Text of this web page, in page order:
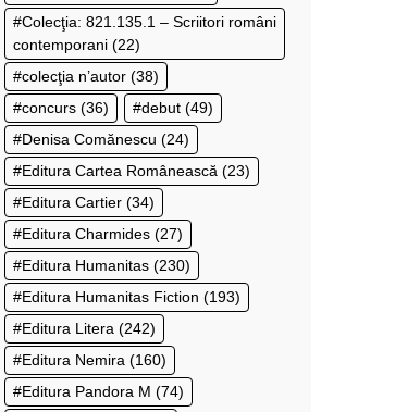
Colecţia: 821.135.1 – Scriitori români
contemporani (22)
colecţia n’autor (38)
concurs (36) debut (49)
Denisa Comănescu (24)
Editura Cartea Românească (23)
Editura Cartier (34)
Editura Charmides (27)
Editura Humanitas (230)
Editura Humanitas Fiction (193)
Editura Litera (242)
Editura Nemira (160)
Editura Pandora M (74)